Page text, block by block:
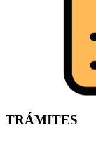
TRÁMITES